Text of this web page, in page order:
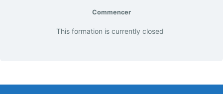
Commencer
This formation is currently closed